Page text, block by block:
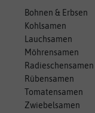
Bohnen & Erbsen
Kohlsamen
Lauchsamen
Möhrensamen
Radieschensamen
Rübensamen
Tomatensamen
Zwiebelsamen